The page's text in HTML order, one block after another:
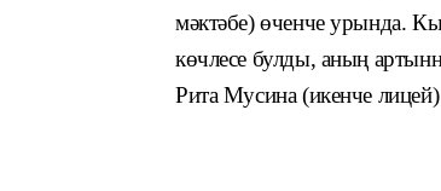
мәктәбе) өченче урында.
көчлесе булды, аның
Рита Мусина (икенче